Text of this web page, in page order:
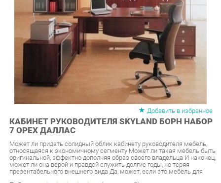
Добавить в избранное
КАБИНЕТ РУКОВОДИТЕЛЯ SKYLAND БОРН НАБОР
7 ОРЕХ ДАЛЛАС
Может ли придать солидный облик кабинету руководителя мебель,
оригинальной, эффектно дополняя образ своего владельца И наконец,
может ли она верой и правдой служить долгие годы, не теряя
презентабельного внешнего вида Да, может, если это мебель для
Рейтинг: (голосов:0)